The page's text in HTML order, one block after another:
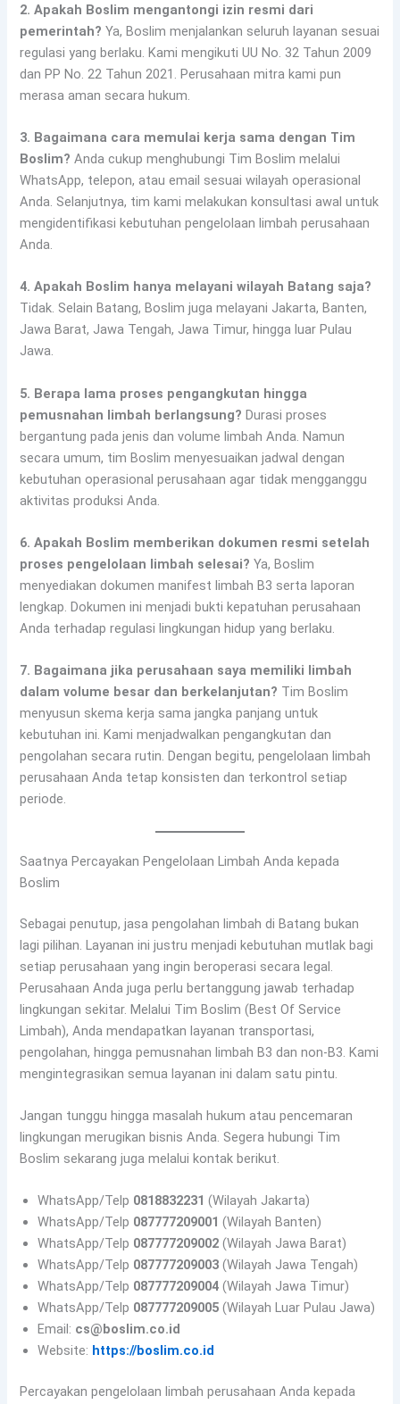
2. Apakah Boslim mengantongi izin resmi dari
pemerintah? Ya, Boslim menjalankan seluruh layanan sesuai
regulasi yang berlaku. Kami mengikuti UU No. 32 Tahun 2009
dan PP No. 22 Tahun 2021. Perusahaan mitra kami pun
merasa aman secara hukum.
3. Bagaimana cara memulai kerja sama dengan Tim
Boslim? Anda cukup menghubungi Tim Boslim melalui
WhatsApp, telepon, atau email sesuai wilayah operasional
Anda. Selanjutnya, tim kami melakukan konsultasi awal untuk
mengidentifikasi kebutuhan pengelolaan limbah perusahaan
Anda.
4. Apakah Boslim hanya melayani wilayah Batang saja?
Tidak. Selain Batang, Boslim juga melayani Jakarta, Banten,
Jawa Barat, Jawa Tengah, Jawa Timur, hingga luar Pulau
Jawa.
5. Berapa lama proses pengangkutan hingga
pemusnahan limbah berlangsung? Durasi proses
bergantung pada jenis dan volume limbah Anda. Namun
secara umum, tim Boslim menyesuaikan jadwal dengan
kebutuhan operasional perusahaan agar tidak mengganggu
aktivitas produksi Anda.
6. Apakah Boslim memberikan dokumen resmi setelah
proses pengelolaan limbah selesai? Ya, Boslim
menyediakan dokumen manifest limbah B3 serta laporan
lengkap. Dokumen ini menjadi bukti kepatuhan perusahaan
Anda terhadap regulasi lingkungan hidup yang berlaku.
7. Bagaimana jika perusahaan saya memiliki limbah
dalam volume besar dan berkelanjutan? Tim Boslim
menyusun skema kerja sama jangka panjang untuk
kebutuhan ini. Kami menjadwalkan pengangkutan dan
pengolahan secara rutin. Dengan begitu, pengelolaan limbah
perusahaan Anda tetap konsisten dan terkontrol setiap
periode.
Saatnya Percayakan Pengelolaan Limbah Anda kepada
Boslim
Sebagai penutup, jasa pengolahan limbah di Batang bukan
lagi pilihan. Layanan ini justru menjadi kebutuhan mutlak bagi
setiap perusahaan yang ingin beroperasi secara legal.
Perusahaan Anda juga perlu bertanggung jawab terhadap
lingkungan sekitar. Melalui Tim Boslim (Best Of Service
Limbah), Anda mendapatkan layanan transportasi,
pengolahan, hingga pemusnahan limbah B3 dan non-B3. Kami
mengintegrasikan semua layanan ini dalam satu pintu.
Jangan tunggu hingga masalah hukum atau pencemaran
lingkungan merugikan bisnis Anda. Segera hubungi Tim
Boslim sekarang juga melalui kontak berikut.
WhatsApp/Telp 0818832231 (Wilayah Jakarta)
WhatsApp/Telp 087777209001 (Wilayah Banten)
WhatsApp/Telp 087777209002 (Wilayah Jawa Barat)
WhatsApp/Telp 087777209003 (Wilayah Jawa Tengah)
WhatsApp/Telp 087777209004 (Wilayah Jawa Timur)
WhatsApp/Telp 087777209005 (Wilayah Luar Pulau Jawa)
Email: cs@boslim.co.id
Website: https://boslim.co.id
Percayakan pengelolaan limbah perusahaan Anda kepada